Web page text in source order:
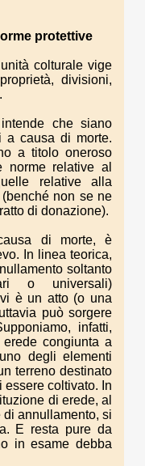
protettive
colturale vige
divisioni,
che siano
a causa di morte.
a titolo oneroso
relative al
relative alla
non se ne
di donazione).
di morte, è
In linea teorica,
soltanto
o universali)
è un atto (o una
può sorgere
infatti,
congiunta a
degli elementi
terreno destinato
coltivato. In
di erede, al
annullamento, si
E resta pure da
in esame debba